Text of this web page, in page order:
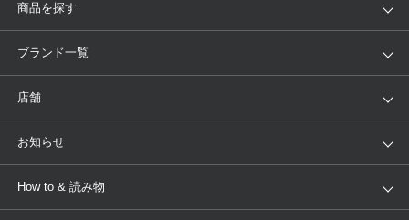
商品を探す
アイテム
トピックス
ブランド一覧
WACOAL
AMPHI une nana cool
店舗
店舗を探す
ブラ無料診断
お知らせ
新着情報
How to & 読み物